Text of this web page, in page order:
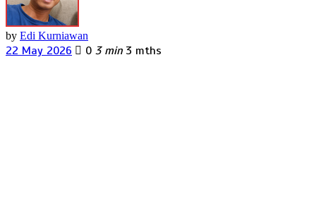
by Edi Kurniawan
22 May 2026 0 3 min 3 mths